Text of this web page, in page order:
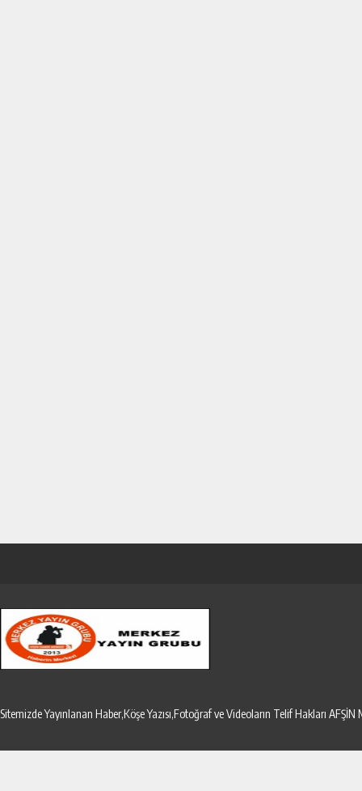
Sitemizde Yayınlanan Haber,Köşe Yazısı,Fotoğraf ve Videoların Telif Hakları